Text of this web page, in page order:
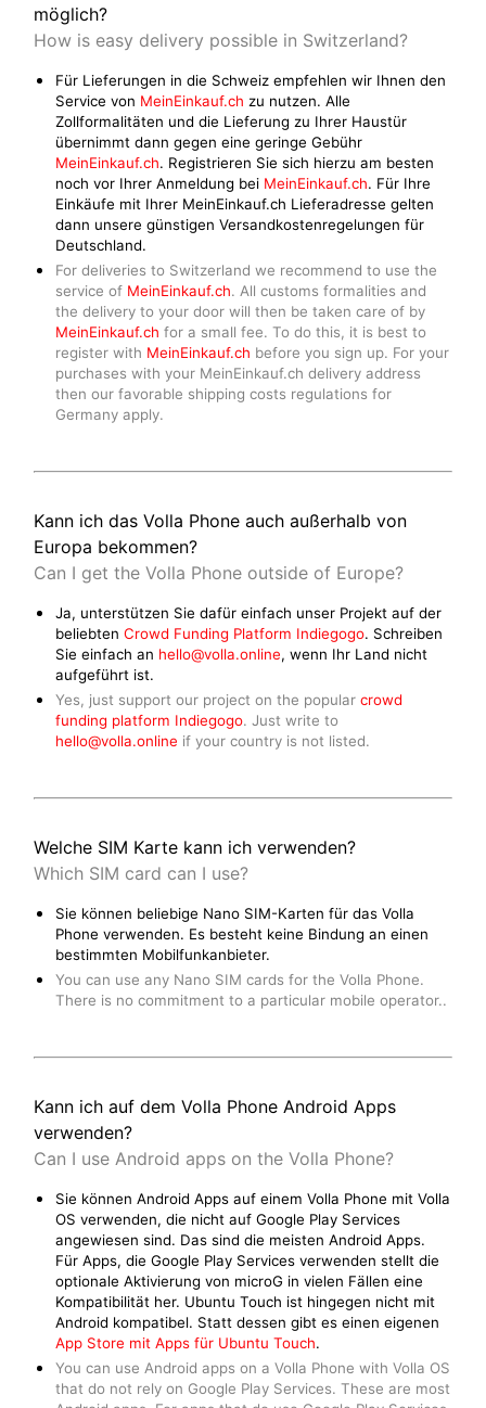
möglich?
How is easy delivery possible in Switzerland?
Für Lieferungen in die Schweiz empfehlen wir Ihnen den
Service von MeinEinkauf.ch zu nutzen. Alle
Zollformalitäten und die Lieferung zu Ihrer Haustür
übernimmt dann gegen eine geringe Gebühr
MeinEinkauf.ch. Registrieren Sie sich hierzu am besten
noch vor Ihrer Anmeldung bei MeinEinkauf.ch. Für Ihre
Einkäufe mit Ihrer MeinEinkauf.ch Lieferadresse gelten
dann unsere günstigen Versandkostenregelungen für
Deutschland.
For deliveries to Switzerland we recommend to use the
service of MeinEinkauf.ch. All customs formalities and
the delivery to your door will then be taken care of by
MeinEinkauf.ch for a small fee. To do this, it is best to
register with MeinEinkauf.ch before you sign up. For your
purchases with your MeinEinkauf.ch delivery address
then our favorable shipping costs regulations for
Germany apply.
Kann ich das Volla Phone auch außerhalb von
Europa bekommen?
Can I get the Volla Phone outside of Europe?
Ja, unterstützen Sie dafür einfach unser Projekt auf der
beliebtenCrowd Funding Platform Indiegogo. Schreiben
Sie einfach an hello@volla.online, wenn Ihr Land nicht
aufgeführt ist.
Yes, just support our project on the popularcrowd
funding platform Indiegogo. Just write to
hello@volla.online if your country is not listed.
Welche SIM Karte kann ich verwenden?
Which SIM card can I use?
Sie können beliebige Nano SIM-Karten für das Volla
Phone verwenden. Es besteht keine Bindung an einen
bestimmten Mobilfunkanbieter.
You can use any Nano SIM cards for the Volla Phone.
There is no commitment to a particular mobile operator..
Kann ich auf dem Volla Phone Android Apps
verwenden?
Can I use Android apps on the Volla Phone?
Sie können Android Apps auf einem Volla Phone mit Volla
OS verwenden, die nicht auf Google Play Services
angewiesen sind. Das sind die meisten Android Apps.
Für Apps, die Google Play Services verwenden stellt die
optionale Aktivierung von microG in vielen Fällen eine
Kompatibilität her. Ubuntu Touch ist hingegen nicht mit
Android kompatibel. Statt dessen gibt es einen eigenen
App Store mit Apps für Ubuntu Touch.
You can use Android apps on a Volla Phone with Volla OS
that do not rely on Google Play Services. These are most